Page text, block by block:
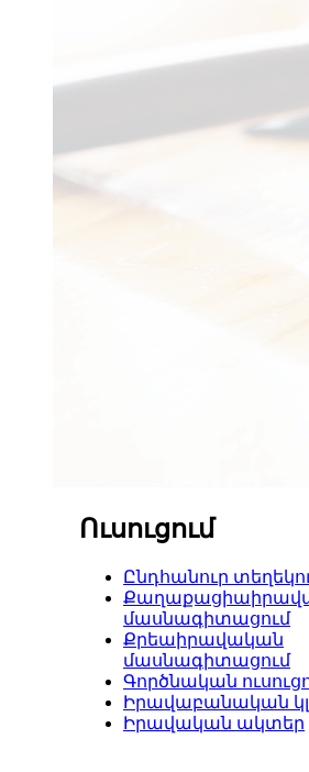
Ուսուցում
Ընդհանուր
մասնագիտացում
Քրեաիրավական
մասնագիտացում
Գործնական
Իրավաբանական
Իրավական ակտեր